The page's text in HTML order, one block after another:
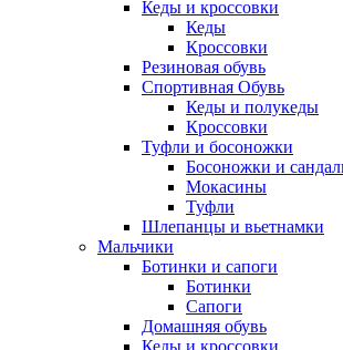
Кеды и кроссовки
Кеды
Кроссовки
Резиновая обувь
Спортивная Обувь
Кеды и полукеды
Кроссовки
Туфли и босоножки
Босоножки и
Мокасины
Туфли
Шлепанцы и вьетнамки
Мальчики
Ботинки и сапоги
Ботинки
Сапоги
Домашняя обувь
Кеды и кроссовки